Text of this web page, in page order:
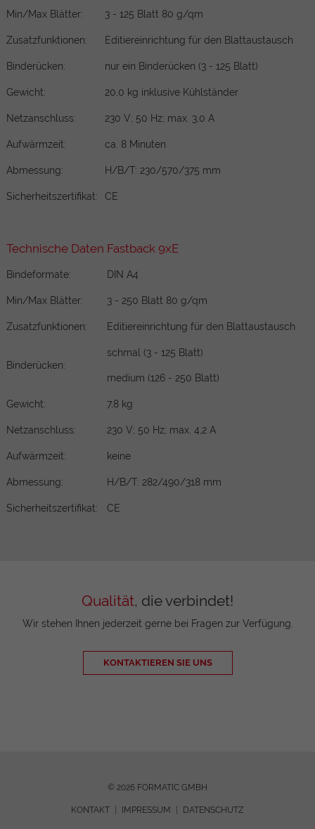
Min/Max Blätter: 3 - 125 Blatt 80 g/qm
Zusatzfunktionen: Editiereinrichtung für den Blattaustausch
Binderücken: nur ein Binderücken (3 - 125 Blatt)
Gewicht: 20,0 kg inklusive Kühlständer
Netzanschluss: 230 V; 50 Hz; max. 3,0 A
Aufwärmzeit: ca. 8 Minuten
Abmessung: H/B/T: 230/570/375 mm
Sicherheitszertifikat: CE
Technische Daten Fastback 9xE
Bindeformate: DIN A4
Min/Max Blätter: 3 - 250 Blatt 80 g/qm
Zusatzfunktionen: Editiereinrichtung für den Blattaustausch
Binderücken:
schmal (3 - 125 Blatt)
medium (126 - 250 Blatt)
Gewicht: 7,8 kg
Netzanschluss: 230 V; 50 Hz; max. 4,2 A
Aufwärmzeit: keine
Abmessung: H/B/T: 282/490/318 mm
Sicherheitszertifikat: CE
Qualität, die verbindet!
Wir stehen Ihnen jederzeit gerne bei Fragen zur Verfügung.
KONTAKTIEREN SIE UNS
© 2026 FORMATIC GMBH
KONTAKT IMPRESSUM DATENSCHUTZ